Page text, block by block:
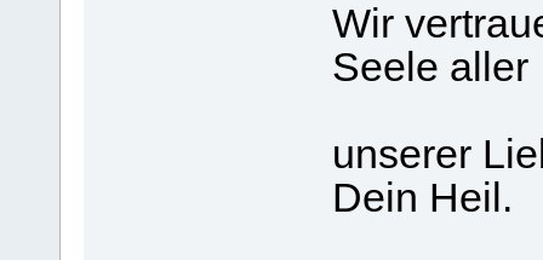
Wir
Seele aller
unserer
Dein Heil.